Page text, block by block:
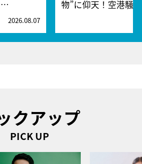
…
2026.08.07
物”に仰天！空港騒
クアップ
PICK UP